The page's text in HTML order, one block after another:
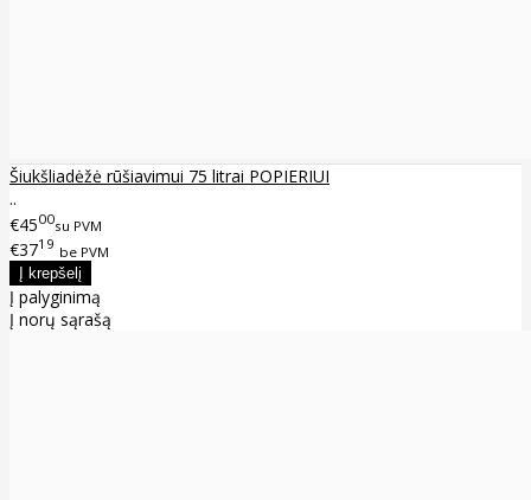
Šiukšliadėžė rūšiavimui 75 litrai POPIERIUI
..
€4500su PVM
€3719 be PVM
Į palyginimą
Į norų sąrašą